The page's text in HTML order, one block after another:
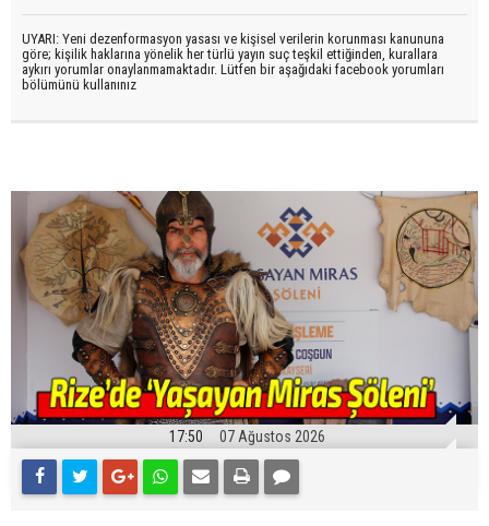
UYARI: Yeni dezenformasyon yasası ve kişisel verilerin korunması kanununa
göre; kişilik haklarına yönelik her türlü yayın suç teşkil ettiğinden, kurallara
aykırı yorumlar onaylanmamaktadır. Lütfen bir aşağıdaki facebook yorumları
bölümünü kullanınız
17:50 07 Ağustos 2026